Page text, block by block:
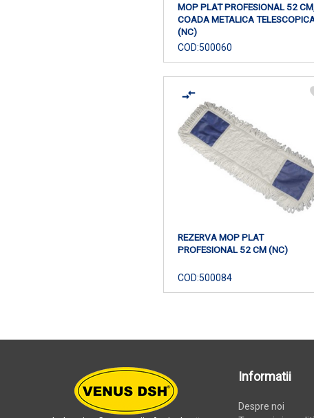
MOP PLAT PROFESIONAL 52
COADA METALICA
(NC)
COD:500060
REZERVA MOP PLAT
PROFESIONAL 52 CM (NC)
COD:500084
Informatii
Despre noi